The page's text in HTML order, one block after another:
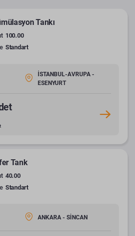
Tankı
100.00
Standart
İSTANBUL-AVRUPA -
ESENYURT
Tank
40.00
Standart
ANKARA - SİNCAN